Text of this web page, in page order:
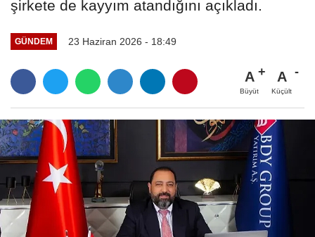
şirkete de kayyım atandığını açıkladı.
GÜNDEM 23 Haziran 2026 - 18:49
A
Büyüt
A
Küçült